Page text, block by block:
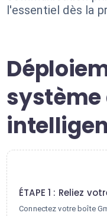
l'essentiel dès la
système
ÉTAPE 1 : Reliez
Connectez votre boîte